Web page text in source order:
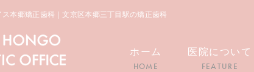
ホーム
HOME
医院について
FEATURE
本郷矯正歯科｜文京区本郷三丁目駅の矯正歯科